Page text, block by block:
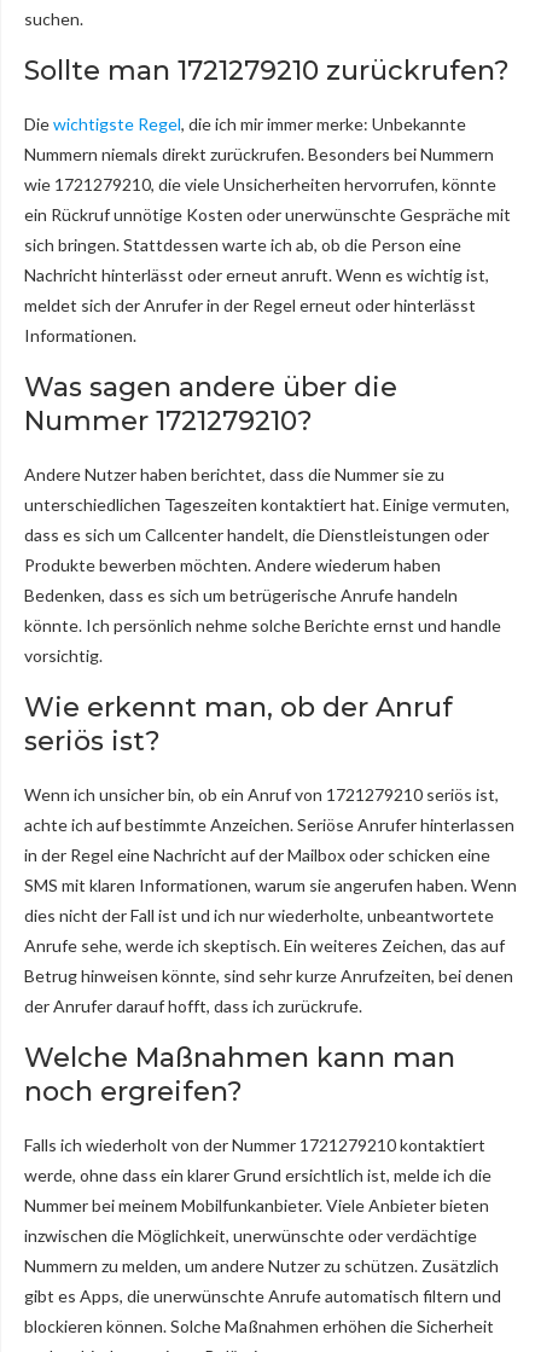
suchen.
Sollte man 1721279210 zurückrufen?
Diewichtigste Regel, die ich mir immer merke: Unbekannte
Nummern niemals direkt zurückrufen. Besonders bei Nummern
wie 1721279210, die viele Unsicherheiten hervorrufen, könnte
ein Rückruf unnötige Kosten oder unerwünschte Gespräche mit
sich bringen. Stattdessen warte ich ab, ob die Person eine
Nachricht hinterlässt oder erneut anruft. Wenn es wichtig ist,
meldet sich der Anrufer in der Regel erneut oder hinterlässt
Informationen.
Was sagen andere über die
Nummer 1721279210?
Andere Nutzer haben berichtet, dass die Nummer sie zu
unterschiedlichen Tageszeiten kontaktiert hat. Einige vermuten,
dass es sich um Callcenter handelt, die Dienstleistungen oder
Produkte bewerben möchten. Andere wiederum haben
Bedenken, dass es sich um betrügerische Anrufe handeln
könnte. Ich persönlich nehme solche Berichte ernst und handle
vorsichtig.
Wie erkennt man, ob der Anruf
seriös ist?
Wenn ich unsicher bin, ob ein Anruf von 1721279210 seriös ist,
achte ich auf bestimmte Anzeichen. Seriöse Anrufer hinterlassen
in der Regel eine Nachricht auf der Mailbox oder schicken eine
SMS mit klaren Informationen, warum sie angerufen haben. Wenn
dies nicht der Fall ist und ich nur wiederholte, unbeantwortete
Anrufe sehe, werde ich skeptisch. Ein weiteres Zeichen, das auf
Betrug hinweisen könnte, sind sehr kurze Anrufzeiten, bei denen
der Anrufer darauf hofft, dass ich zurückrufe.
Welche Maßnahmen kann man
noch ergreifen?
Falls ich wiederholt von der Nummer 1721279210 kontaktiert
werde, ohne dass ein klarer Grund ersichtlich ist, melde ich die
Nummer bei meinem Mobilfunkanbieter. Viele Anbieter bieten
inzwischen die Möglichkeit, unerwünschte oder verdächtige
Nummern zu melden, um andere Nutzer zu schützen. Zusätzlich
gibt es Apps, die unerwünschte Anrufe automatisch filtern und
blockieren können. Solche Maßnahmen erhöhen die Sicherheit